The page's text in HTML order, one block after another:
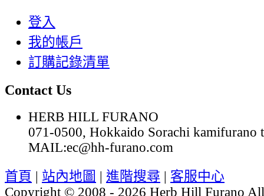
登入
我的帳戶
訂購記錄清單
Contact Us
HERB HILL FURANO
071-0500, Hokkaido Sorachi kamifurano
MAIL:ec@hh-furano.com
首頁 | 站內地圖 | 進階搜尋 | 客服中心
Copyright © 2008 - 2026 Herb Hill Furano